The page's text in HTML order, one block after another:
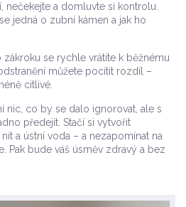
nečekejte a domluvte si kontrolu.
jedná o zubní kámen a jak ho
se rychle vrátíte k běžnému
můžete pocítit rozdíl –
citlivé.
nic, co by se dalo ignorovat, ale s
předejít. Stačí si vytvořit
a ústní voda – a nezapomínat na
Pak bude váš úsměv zdravý a bez